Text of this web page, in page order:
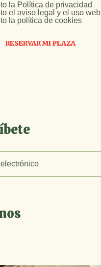
la Política de privacidad
el aviso legal y el uso web
la política de cookies
RESERVAR MI PLAZA